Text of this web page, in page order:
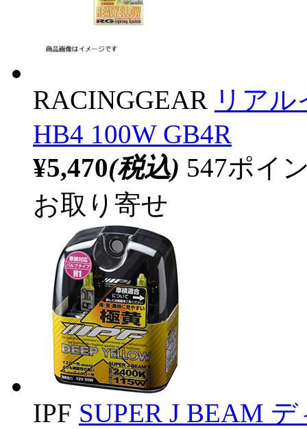
RACINGGEAR リアル
HB4 100W GB4R
¥5,470(税込) 547ポイ
お取り寄せ
IPF SUPER J BEAM